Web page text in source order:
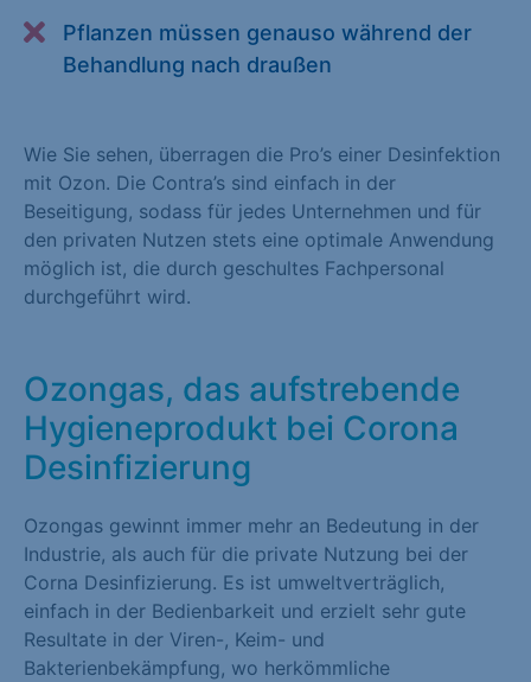
Pflanzen müssen genauso während der
Behandlung nach draußen
Wie Sie sehen, überragen die Pro’s einer Desinfektion
mit Ozon. Die Contra’s sind einfach in der
Beseitigung, sodass für jedes Unternehmen und für
den privaten Nutzen stets eine optimale Anwendung
möglich ist, die durch geschultes Fachpersonal
durchgeführt wird.
Ozongas, das aufstrebende
Hygieneprodukt bei Corona
Desinfizierung
Ozongas gewinnt immer mehr an Bedeutung in der
Industrie, als auch für die private Nutzung bei der
Corna Desinfizierung. Es ist umweltverträglich,
einfach in der Bedienbarkeit und erzielt sehr gute
Resultate in der Viren-, Keim- und
Bakterienbekämpfung, wo herkömmliche
Alle akzeptieren Speichern
Essenzielle Cookies ermöglichen grundlegende Funktionen und
sind für die einwandfreie Funktion der Website erforderlich.
Cookie-Informationen anzeigen
Statistiken (1)
Informationen helfen uns zu verstehen, wie unsere Besucher
unsere Website nutzen. Statistik Cookies erfassen Informationen
anonym. Diese Informationen helfen uns zu verstehen, wie
unsere Besucher unsere Website nutzen.
Marketing (1)
Marketing-Cookies werden von Drittanbietern oder Publishern
verwendet, um personalisierte Werbung anzuzeigen. Sie tun
dies, indem sie Besucher über Websites hinweg verfolgen.